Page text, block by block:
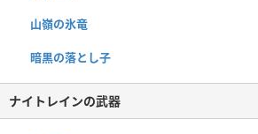
山嶺の氷竜
暗黒の落とし子
ナイトレインの武器